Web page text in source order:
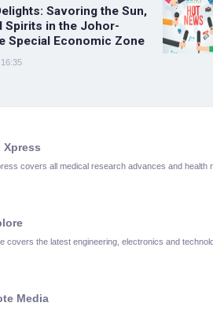
Savoring the Sun,
Spirits in the Johor-
Special Economic Zone
Xpress
covers all medical research advances and health
covers the latest engineering, electronics and
Media